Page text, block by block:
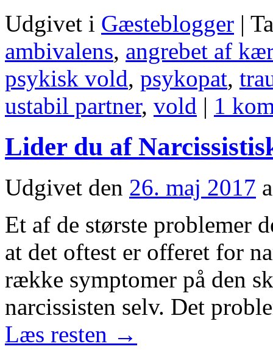
Udgivet i Gæsteblogger |
ambivalens, angrebet af
psykisk vold, psykopat,
ustabil partner, vold | 1
Lider du af
Udgivet den 26. maj 2017
Et af de største problemer
at det oftest er offeret for
række symptomer på den
narcissisten selv. Det
Læs resten →